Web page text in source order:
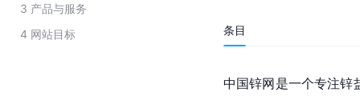
3 产品与服务
4 网站目标 条目
中国锌网是一个专注锌